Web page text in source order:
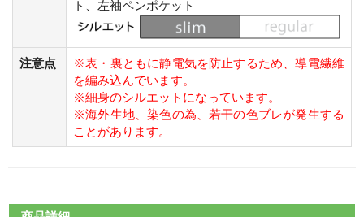
ト、左袖ペンポケット
注意点
※表・裏ともに静電気を防止するため、導電繊維
を編み込んでいます。
※細身のシルエットになっています。
※海外生地、染色の為、若干の色ブレが発生する
ことがあります。